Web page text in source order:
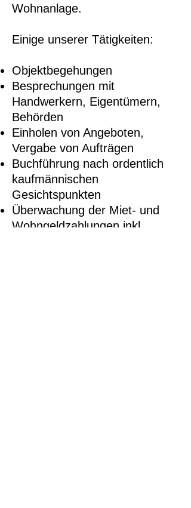
Wohnanlage.
Einige unserer Tätigkeiten:
Objektbegehungen
Besprechungen mit
Handwerkern, Eigentümern,
Behörden
Einholen von Angeboten,
Vergabe von Aufträgen
Buchführung nach ordentlich
kaufmännischen
Gesichtspunkten
Überwachung der Miet- und
Wohngeldzahlungen inkl.